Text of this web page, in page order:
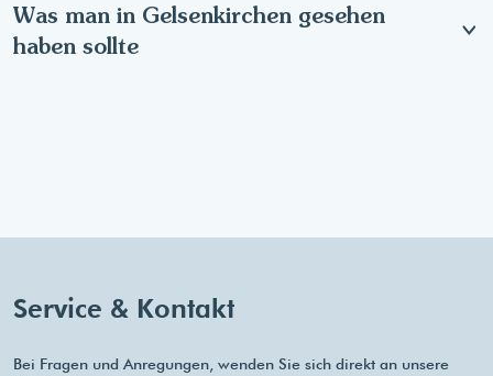
Was man in Gelsenkirchen gesehen
haben sollte
Service & Kontakt
Bei Fragen und Anregungen, wenden Sie sich direkt an unsere